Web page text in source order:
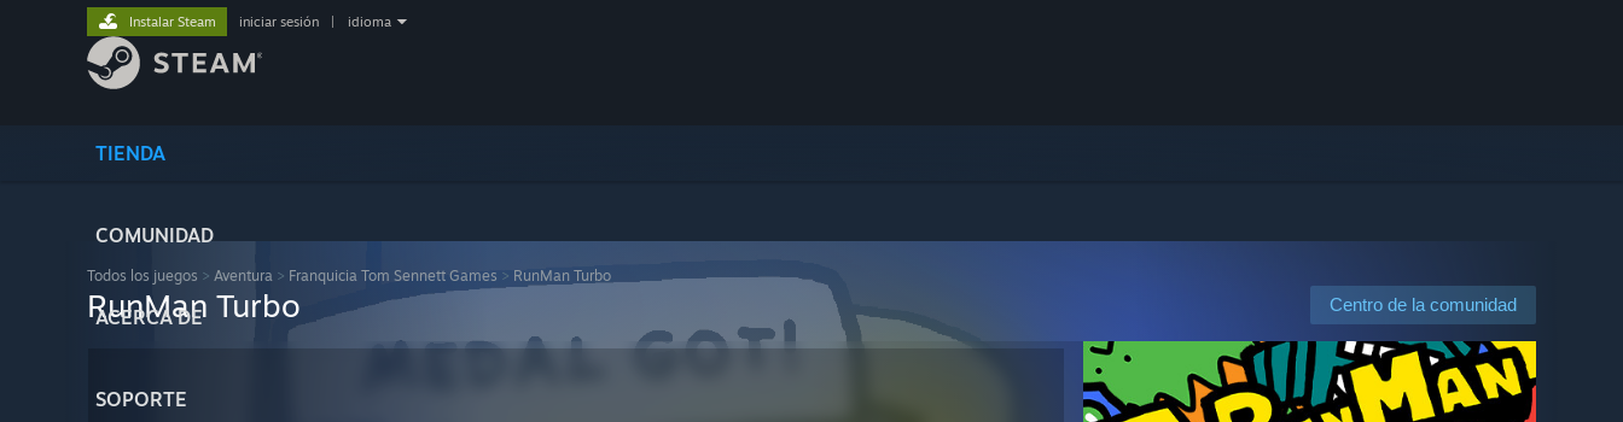
TIENDA
COMUNIDAD
ACERCA DE
SOPORTE
Instalar Steam iniciar sesión idioma
Todos los juegos > Aventura > Franquicia Tom Sennett Games > RunMan Turbo
Centro de la comunidad
RunMan Turbo